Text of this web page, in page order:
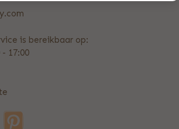
is bereikbaar op:
17:00